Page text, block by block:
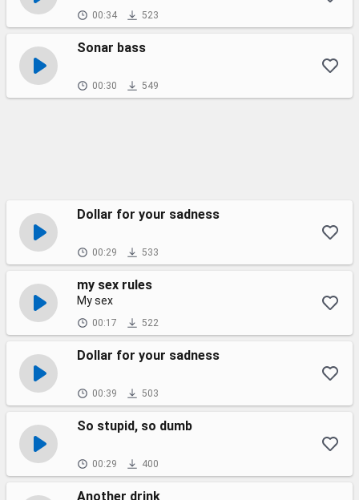
00:34 523
Sonar bass
00:30 549
Dollar for your sadness
00:29 533
my sex rules
My sex
00:17 522
Dollar for your sadness
00:39 503
So stupid, so dumb
00:29 400
Another drink